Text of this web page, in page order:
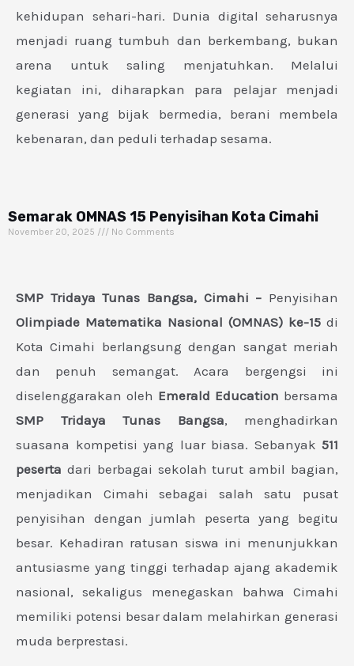
kehidupan sehari-hari. Dunia digital seharusnya
menjadi ruang tumbuh dan berkembang, bukan
arena untuk saling menjatuhkan. Melalui
kegiatan ini, diharapkan para pelajar menjadi
generasi yang bijak bermedia, berani membela
kebenaran, dan peduli terhadap sesama.
Semarak OMNAS 15 Penyisihan Kota Cimahi
November 20, 2025 No Comments
SMP Tridaya Tunas Bangsa, Cimahi – Penyisihan
Olimpiade Matematika Nasional (OMNAS) ke-15 di
Kota Cimahi berlangsung dengan sangat meriah
dan penuh semangat. Acara bergengsi ini
diselenggarakan oleh Emerald Education bersama
SMP Tridaya Tunas Bangsa, menghadirkan
suasana kompetisi yang luar biasa. Sebanyak 511
peserta dari berbagai sekolah turut ambil bagian,
menjadikan Cimahi sebagai salah satu pusat
penyisihan dengan jumlah peserta yang begitu
besar. Kehadiran ratusan siswa ini menunjukkan
antusiasme yang tinggi terhadap ajang akademik
nasional, sekaligus menegaskan bahwa Cimahi
memiliki potensi besar dalam melahirkan generasi
muda berprestasi.